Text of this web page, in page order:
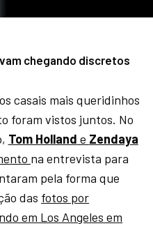
chegando discretos
casais mais queridinhos
foram vistos juntos. No
Tom Holland e Zendaya
na entrevista para
pela forma que
das fotos por
em Los Angeles em